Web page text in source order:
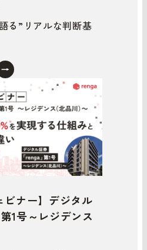
る”リアルな判断基
ビナー】デジタル
1号～レジデンス